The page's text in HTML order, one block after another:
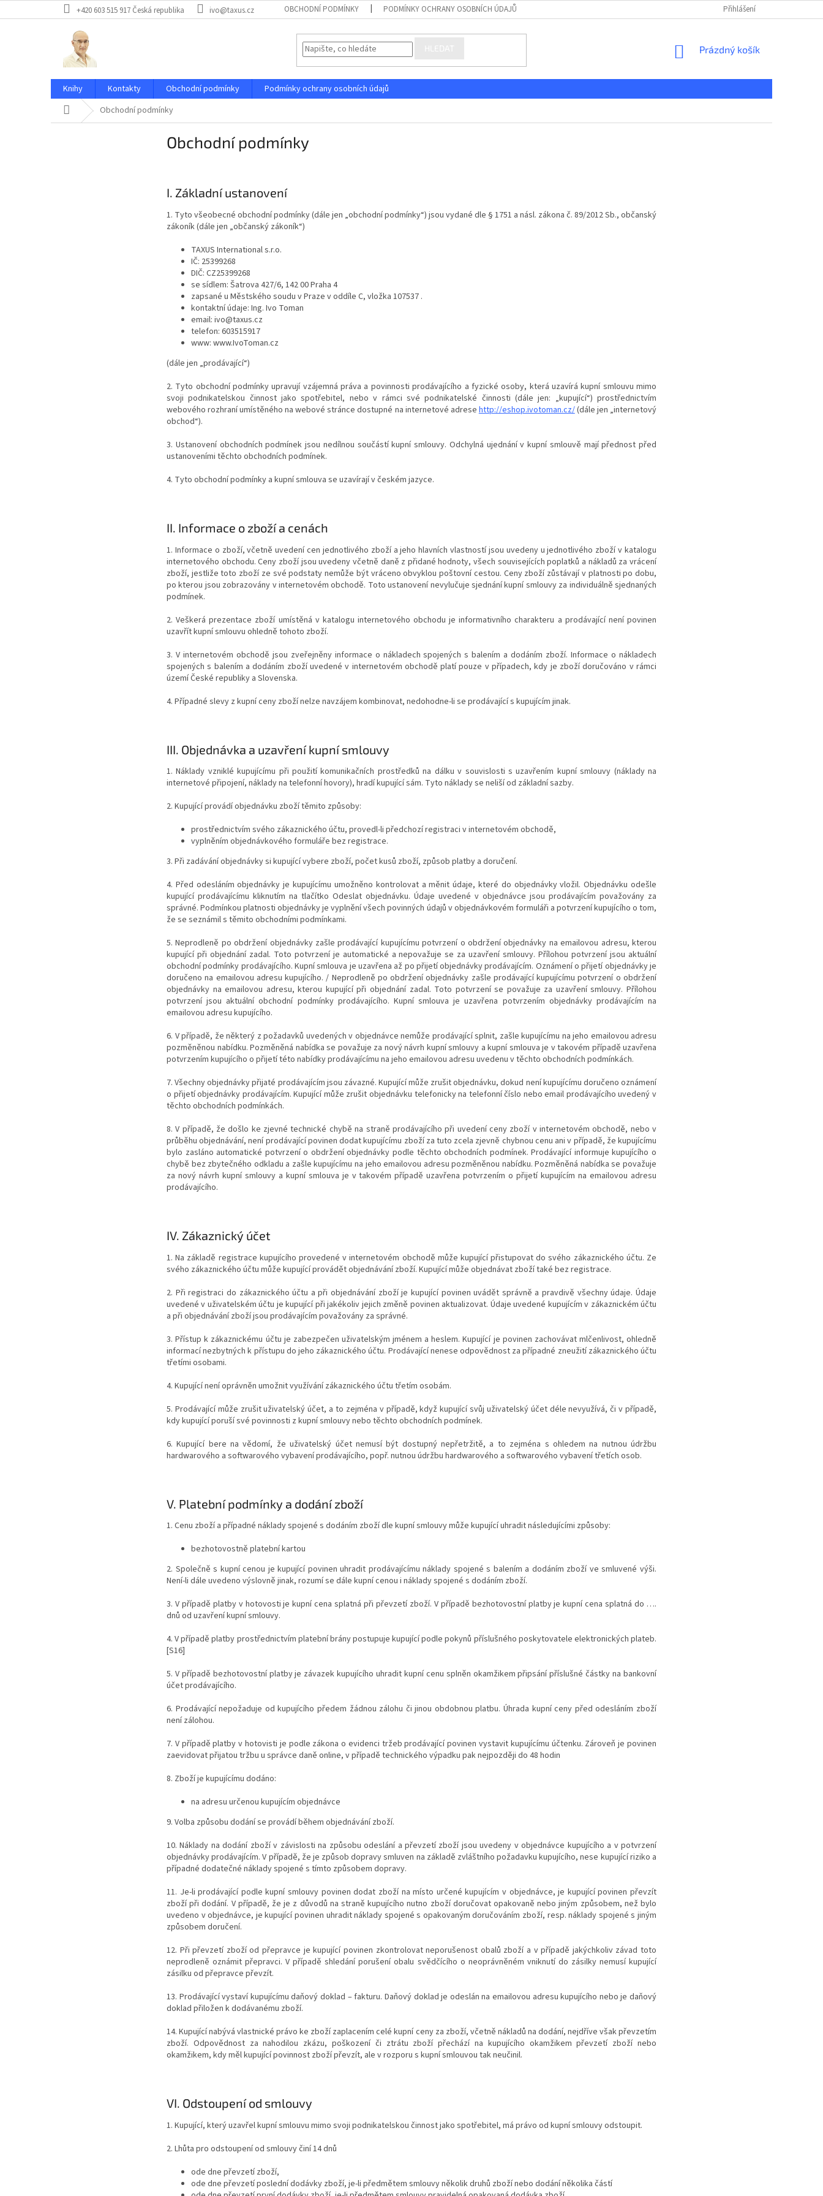
na
+420 603 515 917 Česká republika ivo@taxus.cz OBCHODNÍ PODMÍNKY PODMÍNKY OCHRANY OSOBNÍCH ÚDAJŮ Přihlášení
NÁKUPNÍ
Prázdný košík
Knihy Kontakty Obchodní podmínky
Podmínky ochrany osobních údajů
Domů Obchodní podmínky
Obchodní podmínky
I. Základní ustanovení
1. Tyto všeobecné obchodní podmínky (dále jen „obchodní podmínky“) jsou vydané dle § 1751 a násl. zákona č. 89/2012 Sb., občanský
zákoník (dále jen „občanský zákoník“)
TAXUS International s.r.o.
IČ: 25399268
DIČ: CZ25399268
se sídlem: Šatrova 427/6, 142 00 Praha 4
zapsané u Městského soudu v Praze v oddíle C, vložka 107537 .
kontaktní údaje: Ing. Ivo Toman
email: ivo@taxus.cz
telefon: 603515917
www: www.IvoToman.cz
(dále jen „prodávající“)
2. Tyto obchodní podmínky upravují vzájemná práva a povinnosti prodávajícího a fyzické osoby, která uzavírá kupní smlouvu mimo
svoji podnikatelskou činnost jako spotřebitel, nebo v rámci své podnikatelské činnosti (dále jen: „kupující“) prostřednictvím
webového rozhraní umístěného na webové stránce dostupné na internetové adresehttp://eshop.ivotoman.cz/(dále jen „internetový
obchod“).
3. Ustanovení obchodních podmínek jsou nedílnou součástí kupní smlouvy. Odchylná ujednání v kupní smlouvě mají přednost před
ustanoveními těchto obchodních podmínek.
4. Tyto obchodní podmínky a kupní smlouva se uzavírají v českém jazyce.
II. Informace o zboží a cenách
1. Informace o zboží, včetně uvedení cen jednotlivého zboží a jeho hlavních vlastností jsou uvedeny u jednotlivého zboží v katalogu
internetového obchodu. Ceny zboží jsou uvedeny včetně daně z přidané hodnoty, všech souvisejících poplatků a nákladů za vrácení
zboží, jestliže toto zboží ze své podstaty nemůže být vráceno obvyklou poštovní cestou. Ceny zboží zůstávají v platnosti po dobu,
po kterou jsou zobrazovány v internetovém obchodě. Toto ustanovení nevylučuje sjednání kupní smlouvy za individuálně sjednaných
podmínek.
2. Veškerá prezentace zboží umístěná v katalogu internetového obchodu je informativního charakteru a prodávající není povinen
uzavřít kupní smlouvu ohledně tohoto zboží.
3. V internetovém obchodě jsou zveřejněny informace o nákladech spojených s balením a dodáním zboží. Informace o nákladech
spojených s balením a dodáním zboží uvedené v internetovém obchodě platí pouze v případech, kdy je zboží doručováno v rámci
území České republiky a Slovenska.
4. Případné slevy z kupní ceny zboží nelze navzájem kombinovat, nedohodne-li se prodávající s kupujícím jinak.
III. Objednávka a uzavření kupní smlouvy
1. Náklady vzniklé kupujícímu při použití komunikačních prostředků na dálku v souvislosti s uzavřením kupní smlouvy (náklady na
internetové připojení, náklady na telefonní hovory), hradí kupující sám. Tyto náklady se neliší od základní sazby.
2. Kupující provádí objednávku zboží těmito způsoby:
prostřednictvím svého zákaznického účtu, provedl-li předchozí registraci v internetovém obchodě,
vyplněním objednávkového formuláře bez registrace.
3. Při zadávání objednávky si kupující vybere zboží, počet kusů zboží, způsob platby a doručení.
4. Před odesláním objednávky je kupujícímu umožněno kontrolovat a měnit údaje, které do objednávky vložil. Objednávku odešle
kupující prodávajícímu kliknutím na tlačítko Odeslat objednávku. Údaje uvedené v objednávce jsou prodávajícím považovány za
správné. Podmínkou platnosti objednávky je vyplnění všech povinných údajů v objednávkovém formuláři a potvrzení kupujícího o tom,
že se seznámil s těmito obchodními podmínkami.
5. Neprodleně po obdržení objednávky zašle prodávající kupujícímu potvrzení o obdržení objednávky na emailovou adresu, kterou
kupující při objednání zadal. Toto potvrzení je automatické a nepovažuje se za uzavření smlouvy. Přílohou potvrzení jsou aktuální
obchodní podmínky prodávajícího. Kupní smlouva je uzavřena až po přijetí objednávky prodávajícím. Oznámení o přijetí objednávky je
doručeno na emailovou adresu kupujícího. / Neprodleně po obdržení objednávky zašle prodávající kupujícímu potvrzení o obdržení
objednávky na emailovou adresu, kterou kupující při objednání zadal. Toto potvrzení se považuje za uzavření smlouvy. Přílohou
potvrzení jsou aktuální obchodní podmínky prodávajícího. Kupní smlouva je uzavřena potvrzením objednávky prodávajícím na
emailovou adresu kupujícího.
6. V případě, že některý z požadavků uvedených v objednávce nemůže prodávající splnit, zašle kupujícímu na jeho emailovou adresu
pozměněnou nabídku. Pozměněná nabídka se považuje za nový návrh kupní smlouvy a kupní smlouva je v takovém případě uzavřena
potvrzením kupujícího o přijetí této nabídky prodávajícímu na jeho emailovou adresu uvedenu v těchto obchodních podmínkách.
7. Všechny objednávky přijaté prodávajícím jsou závazné. Kupující může zrušit objednávku, dokud není kupujícímu doručeno oznámení
o přijetí objednávky prodávajícím. Kupující může zrušit objednávku telefonicky na telefonní číslo nebo email prodávajícího uvedený v
těchto obchodních podmínkách.
8. V případě, že došlo ke zjevné technické chybě na straně prodávajícího při uvedení ceny zboží v internetovém obchodě, nebo v
průběhu objednávání, není prodávající povinen dodat kupujícímu zboží za tuto zcela zjevně chybnou cenu ani v případě, že kupujícímu
bylo zasláno automatické potvrzení o obdržení objednávky podle těchto obchodních podmínek. Prodávající informuje kupujícího o
chybě bez zbytečného odkladu a zašle kupujícímu na jeho emailovou adresu pozměněnou nabídku. Pozměněná nabídka se považuje
za nový návrh kupní smlouvy a kupní smlouva je v takovém případě uzavřena potvrzením o přijetí kupujícím na emailovou adresu
prodávajícího.
IV. Zákaznický účet
1. Na základě registrace kupujícího provedené v internetovém obchodě může kupující přistupovat do svého zákaznického účtu. Ze
svého zákaznického účtu může kupující provádět objednávání zboží. Kupující může objednávat zboží také bez registrace.
2. Při registraci do zákaznického účtu a při objednávání zboží je kupující povinen uvádět správně a pravdivě všechny údaje. Údaje
uvedené v uživatelském účtu je kupující při jakékoliv jejich změně povinen aktualizovat. Údaje uvedené kupujícím v zákaznickém účtu
a při objednávání zboží jsou prodávajícím považovány za správné.
3. Přístup k zákaznickému účtu je zabezpečen uživatelským jménem a heslem. Kupující je povinen zachovávat mlčenlivost, ohledně
informací nezbytných k přístupu do jeho zákaznického účtu. Prodávající nenese odpovědnost za případné zneužití zákaznického účtu
třetími osobami.
4. Kupující není oprávněn umožnit využívání zákaznického účtu třetím osobám.
5. Prodávající může zrušit uživatelský účet, a to zejména v případě, když kupující svůj uživatelský účet déle nevyužívá, či v případě,
kdy kupující poruší své povinnosti z kupní smlouvy nebo těchto obchodních podmínek.
6. Kupující bere na vědomí, že uživatelský účet nemusí být dostupný nepřetržitě, a to zejména s ohledem na nutnou údržbu
hardwarového a softwarového vybavení prodávajícího, popř. nutnou údržbu hardwarového a softwarového vybavení třetích osob.
V. Platební podmínky a dodání zboží
1. Cenu zboží a případné náklady spojené s dodáním zboží dle kupní smlouvy může kupující uhradit následujícími způsoby:
bezhotovostně platební kartou
2. Společně s kupní cenou je kupující povinen uhradit prodávajícímu náklady spojené s balením a dodáním zboží ve smluvené výši.
Není-li dále uvedeno výslovně jinak, rozumí se dále kupní cenou i náklady spojené s dodáním zboží.
3. V případě platby v hotovosti je kupní cena splatná při převzetí zboží. V případě bezhotovostní platby je kupní cena splatná do ….
dnů od uzavření kupní smlouvy.
4. V případě platby prostřednictvím platební brány postupuje kupující podle pokynů příslušného poskytovatele elektronických plateb.
[S16]
5. V případě bezhotovostní platby je závazek kupujícího uhradit kupní cenu splněn okamžikem připsání příslušné částky na bankovní
účet prodávajícího.
6. Prodávající nepožaduje od kupujícího předem žádnou zálohu či jinou obdobnou platbu. Úhrada kupní ceny před odesláním zboží
není zálohou.
7. V případě platby v hotovisti je podle zákona o evidenci tržeb prodávající povinen vystavit kupujícímu účtenku. Zároveň je povinen
zaevidovat přijatou tržbu u správce daně online, v případě technického výpadku pak nejpozději do 48 hodin
8. Zboží je kupujícímu dodáno:
na adresu určenou kupujícím objednávce
9. Volba způsobu dodání se provádí během objednávání zboží.
10. Náklady na dodání zboží v závislosti na způsobu odeslání a převzetí zboží jsou uvedeny v objednávce kupujícího a v potvrzení
objednávky prodávajícím. V případě, že je způsob dopravy smluven na základě zvláštního požadavku kupujícího, nese kupující riziko a
případné dodatečné náklady spojené s tímto způsobem dopravy.
11. Je-li prodávající podle kupní smlouvy povinen dodat zboží na místo určené kupujícím v objednávce, je kupující povinen převzít
zboží při dodání. V případě, že je z důvodů na straně kupujícího nutno zboží doručovat opakovaně nebo jiným způsobem, než bylo
uvedeno v objednávce, je kupující povinen uhradit náklady spojené s opakovaným doručováním zboží, resp. náklady spojené s jiným
způsobem doručení.
12. Při převzetí zboží od přepravce je kupující povinen zkontrolovat neporušenost obalů zboží a v případě jakýchkoliv závad toto
neprodleně oznámit přepravci. V případě shledání porušení obalu svědčícího o neoprávněném vniknutí do zásilky nemusí kupující
zásilku od přepravce převzít.
13. Prodávající vystaví kupujícímu daňový doklad – fakturu. Daňový doklad je odeslán na emailovou adresu kupujícího nebo je daňový
doklad přiložen k dodávanému zboží.
14. Kupující nabývá vlastnické právo ke zboží zaplacením celé kupní ceny za zboží, včetně nákladů na dodání, nejdříve však převzetím
zboží. Odpovědnost za nahodilou zkázu, poškození či ztrátu zboží přechází na kupujícího okamžikem převzetí zboží nebo
okamžikem, kdy měl kupující povinnost zboží převzít, ale v rozporu s kupní smlouvou tak neučinil.
VI. Odstoupení od smlouvy
1. Kupující, který uzavřel kupní smlouvu mimo svoji podnikatelskou činnost jako spotřebitel, má právo od kupní smlouvy odstoupit.
2. Lhůta pro odstoupení od smlouvy činí 14 dnů
ode dne převzetí zboží,
ode dne převzetí poslední dodávky zboží, je-li předmětem smlouvy několik druhů zboží nebo dodání několika částí